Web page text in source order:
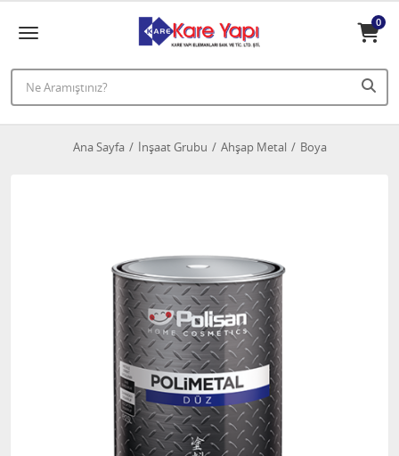
0
Ana Sayfa İnşaat Grubu Ahşap Metal Boya